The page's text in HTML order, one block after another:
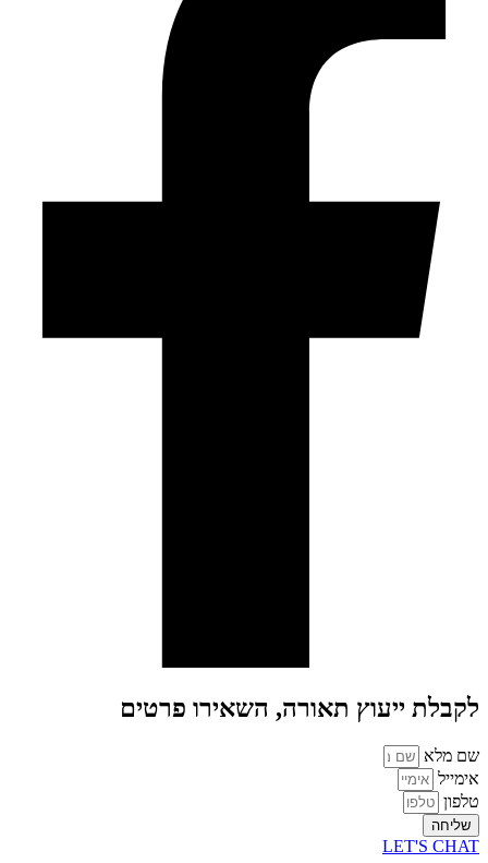
לקבלת ייעוץ תאורה, השאירו פרטים
שם מלא
אימייל
טלפון
שליחה
LET'S CHAT